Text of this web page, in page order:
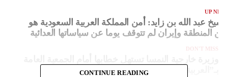
UP
عبد الله بن زايد: أمن المملكة العربية السعودية هو
المنطقة وإيران لم تتوقف يوما عن سياساتها العدائية
DON'T MISS
CONTINUE READING